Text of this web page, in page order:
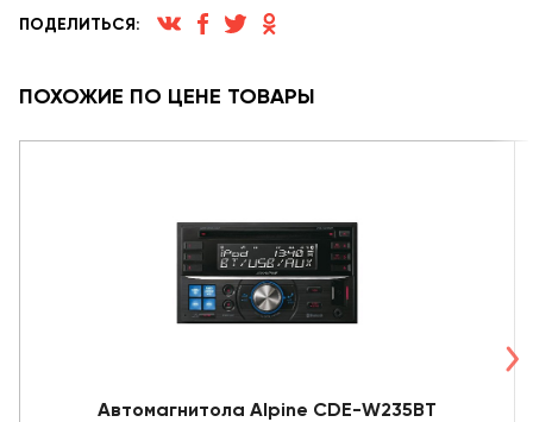
ПОДЕЛИТЬСЯ:
ПОХОЖИЕ ПО ЦЕНЕ ТОВАРЫ
Автомагнитола Alpine CDE-W235BT